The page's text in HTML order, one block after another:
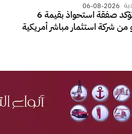
06-08-2026
إيزي جيت تؤكد صفقة استحواذ بقيمة 6
من شركة استثمار مباشر أمريكية